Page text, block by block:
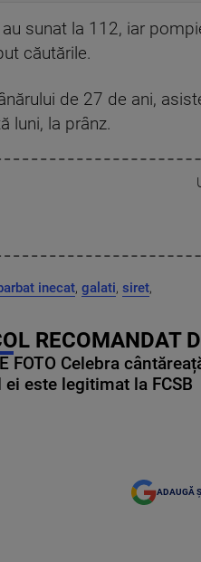
sunat la 112, iar
căutările.
de 27 de ani,
luni, la prânz.
inecat, galati, siret,
RECOMANDAT
FOTO Celebra
ei este legitimat la FCSB
ADAUGĂ